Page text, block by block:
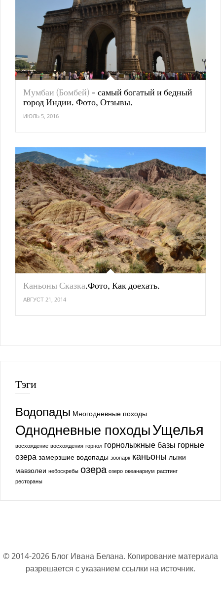
Мумбаи (Бомбей) - самый богатый и бедный
город Индии. Фото, Отзывы.
ИЮЛЬ 5, 2016
Каньоны Сказка.Фото, Как доехать.
АВГУСТ 21, 2014
Тэги
Водопады Многодневные походы
Однодневные походыУщелья
восхождение восхождения горнол горнолыжные базы горные
озера замерзшие водопады зоопарк каньоны лыжи
мавзолеи небоскребы озера озеро океанариум рафтинг
рестораны
© 2014-2026 Блог Ивана Белана. Копирование материала
разрешается с указанием ссылки на источник.